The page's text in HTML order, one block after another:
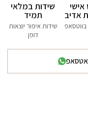
אישי
אדיב
בווטסאפ
שידות במלאי
תמיד
שידות איפור יוצאות
דופן